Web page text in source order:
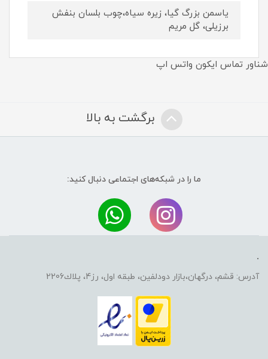
یاسمن بزرگ گیا، زیره سیاه،چوب بلسان بنفش
برزیلی، گل مریم
شناور تماس ایکون واتس اپ
برگشت به بالا
ما را در شبکه‌های اجتماعی دنبال کنید:
.
آدرس: قشم، درگهان،بازار دودلفين، طبقه اول، رز4، پلاك2206